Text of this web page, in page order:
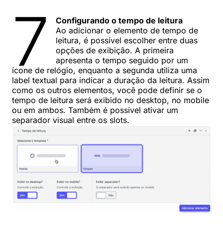
7
Configurando o tempo de leitura
Ao adicionar o elemento de tempo de
leitura, é possível escolher entre duas
opções de exibição. A primeira
apresenta o tempo seguido por um
ícone de relógio, enquanto a segunda utiliza uma
label textual para indicar a duração da leitura. Assim
como os outros elementos, você pode definir se o
tempo de leitura será exibido no desktop, no mobile
ou em ambos. Também é possível ativar um
separador visual entre os slots.